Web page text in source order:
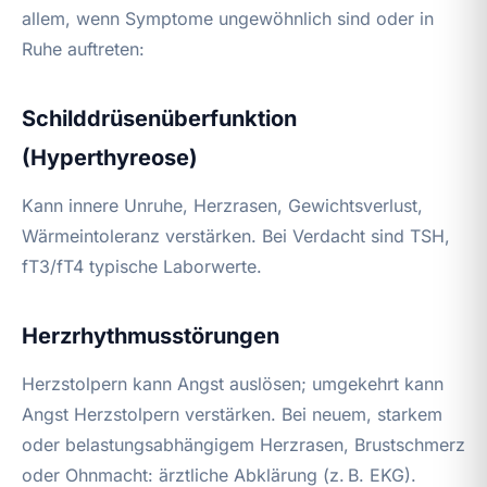
allem, wenn Symptome ungewöhnlich sind oder in
Ruhe auftreten:
Schilddrüsenüberfunktion
(Hyperthyreose)
Kann innere Unruhe, Herzrasen, Gewichtsverlust,
Wärmeintoleranz verstärken. Bei Verdacht sind TSH,
fT3/fT4 typische Laborwerte.
Herzrhythmusstörungen
Herzstolpern kann Angst auslösen; umgekehrt kann
Angst Herzstolpern verstärken. Bei neuem, starkem
oder belastungsabhängigem Herzrasen, Brustschmerz
oder Ohnmacht: ärztliche Abklärung (z. B. EKG).